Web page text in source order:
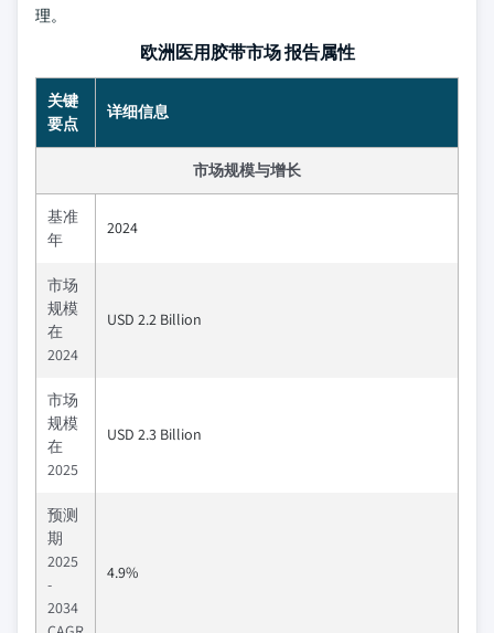
理。
欧洲医用胶带市场 报告属性
关键
要点
详细信息
市场规模与增长
基准
年
2024
市场
规模
在
2024
USD 2.2 Billion
市场
规模
在
2025
USD 2.3 Billion
预测
期
2025
-
2034
4.9%